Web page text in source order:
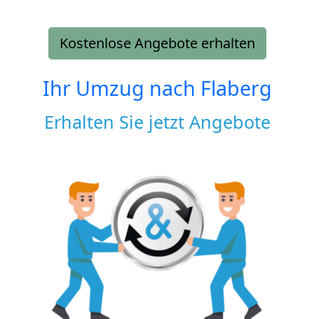
Kostenlose Angebote erhalten
Ihr Umzug nach Flaberg
Erhalten Sie jetzt Angebote